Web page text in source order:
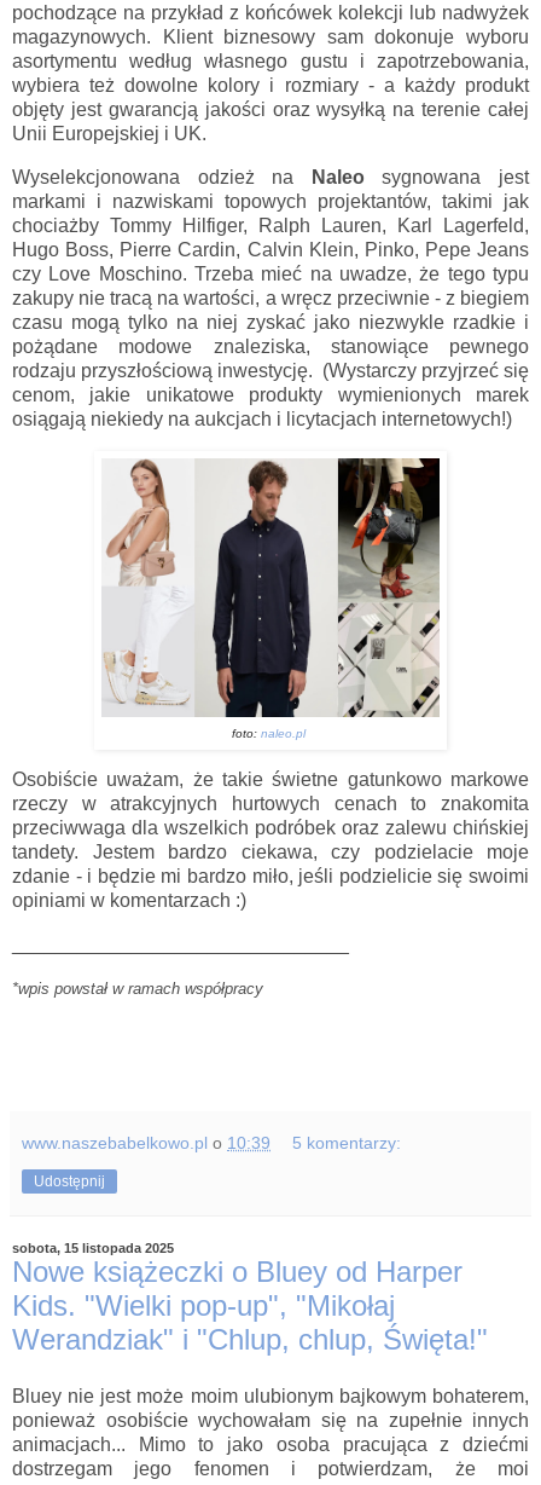
pochodzące na przykład z końcówek kolekcji lub nadwyżek
magazynowych. Klient biznesowy sam dokonuje wyboru
asortymentu według własnego gustu i zapotrzebowania,
wybiera też dowolne kolory i rozmiary - a każdy produkt
objęty jest gwarancją jakości oraz wysyłką na terenie całej
Unii Europejskiej i UK.
Wyselekcjonowana odzież na Naleosygnowana jest
markami i nazwiskami topowych projektantów, takimi jak
chociażby Tommy Hilfiger, Ralph Lauren, Karl Lagerfeld,
Hugo Boss, Pierre Cardin, Calvin Klein, Pinko, Pepe Jeans
czy Love Moschino. Trzeba mieć na uwadze, że tego typu
zakupy nie tracą na wartości, a wręcz przeciwnie - z biegiem
czasu mogą tylko na niej zyskać jako niezwykle rzadkie i
pożądane modowe znaleziska, stanowiące pewnego
rodzaju przyszłościową inwestycję. (Wystarczy przyjrzeć się
cenom, jakie unikatowe produkty wymienionych marek
osiągają niekiedy na aukcjach i licytacjach internetowych!)
foto: naleo.pl
Osobiście uważam, że takie świetne gatunkowo markowe
rzeczy w atrakcyjnych hurtowych cenach to znakomita
przeciwwaga dla wszelkich podróbek oraz zalewu chińskiej
tandety. Jestem bardzo ciekawa, czy podzielacie moje
zdanie - i będzie mi bardzo miło, jeśli podzielicie się swoimi
opiniami w komentarzach :)
*wpis powstał w ramach współpracy
www.naszebabelkowo.pl o 10:39 5 komentarzy:
Udostępnij
sobota, 15 listopada 2025
Nowe książeczki o Bluey od Harper
Kids. "Wielki pop-up", "Mikołaj
Werandziak" i "Chlup, chlup, Święta!"
Bluey nie jest może moim ulubionym bajkowym bohaterem,
ponieważ osobiście wychowałam się na zupełnie innych
animacjach... Mimo to jako osoba pracująca z dziećmi
dostrzegam jego fenomen i potwierdzam, że moi